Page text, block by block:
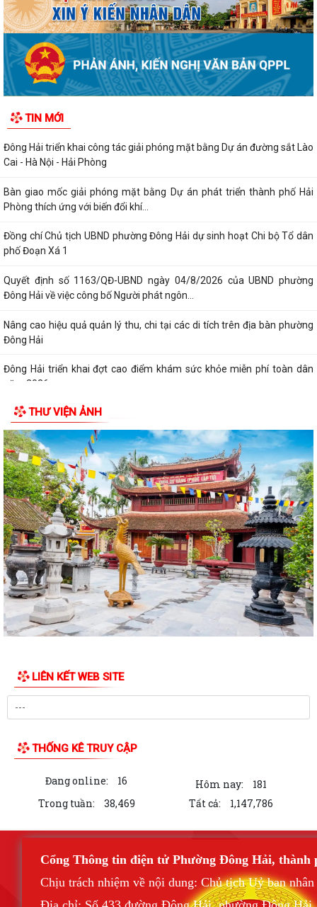
TIN MỚI
Đông Hải triển khai công tác giải phóng mặt bằng Dự án đường sắt Lào
Cai - Hà Nội - Hải Phòng
Bàn giao mốc giải phóng mặt bằng Dự án phát triển thành phố Hải
Phòng thích ứng với biến đổi khí...
Đồng chí Chủ tịch UBND phường Đông Hải dự sinh hoạt Chi bộ Tổ dân
phố Đoạn Xá 1
Quyết định số 1163/QĐ-UBND ngày 04/8/2026 của UBND phường
Đông Hải về việc công bố Người phát ngôn...
Nâng cao hiệu quả quản lý thu, chi tại các di tích trên địa bàn phường
Đông Hải
Đông Hải triển khai đợt cao điểm khám sức khỏe miễn phí toàn dân
năm 2026
THƯ VIỆN ẢNH
LIÊN KẾT WEB SITE
THỐNG KÊ TRUY CẬP
Đang online: 16 Hôm nay:
181
Trong tuần:
38,469 Tất cả: 1,147,786
Cổng Thông tin điện tử Phường Đông Hải, thành
Chịu trách nhiệm về nội dung: Chủ tịch Uỷ ban